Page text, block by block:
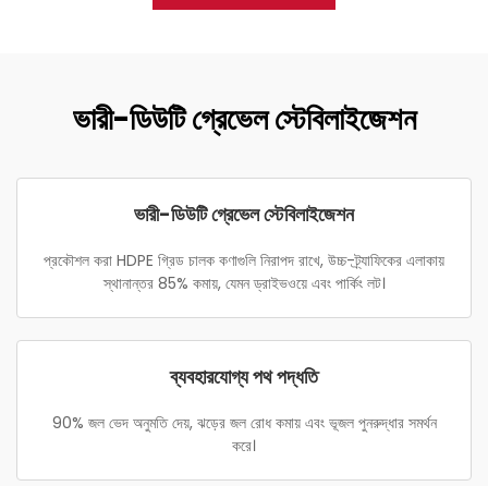
ভারী-ডিউটি গ্রেভেল স্টেবিলাইজেশন
ভারী-ডিউটি গ্রেভেল স্টেবিলাইজেশন
প্রকৌশল করা HDPE গ্রিড চালক কণাগুলি নিরাপদ রাখে, উচ্চ-ট্র্যাফিকের এলাকায়
স্থানান্তর 85% কমায়, যেমন ড্রাইভওয়ে এবং পার্কিং লট।
ব্যবহারযোগ্য পথ পদ্ধতি
90% জল ভেদ অনুমতি দেয়, ঝড়ের জল রোধ কমায় এবং ভূজল পুনরুদ্ধার সমর্থন
করে।